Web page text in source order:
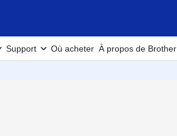
Support Où acheter À propos de Brother